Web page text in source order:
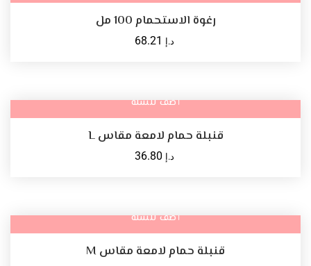
رغوة الاستحمام 100 مل
د.إ
أضف للسلة
قنبلة حمام لامعة مقاس L
د.إ
أضف للسلة
قنبلة حمام لامعة مقاس M